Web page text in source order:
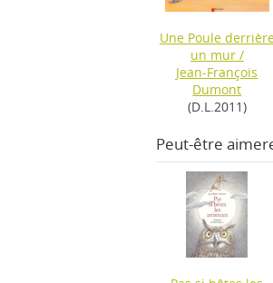
Une Poule
un mur/
Jean-François
Dumont
(D.L.2011)
Peut-être